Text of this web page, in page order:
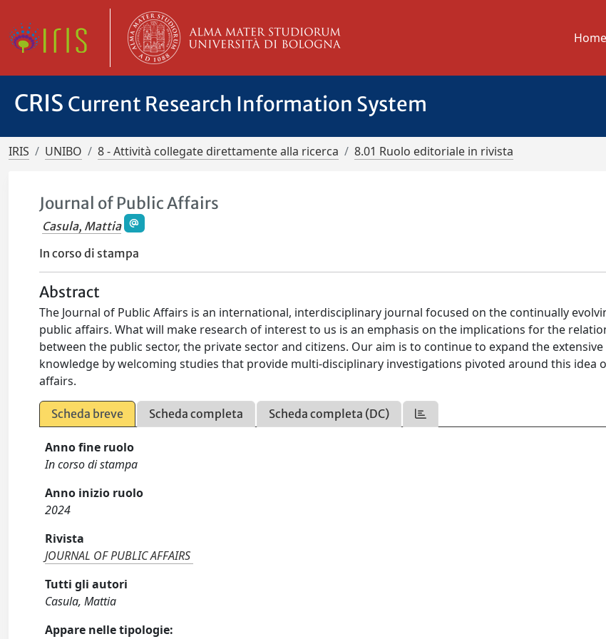
Home
CRIS Current Research Information System
IRIS UNIBO 8 - Attività collegate direttamente alla ricerca 8.01 Ruolo editoriale in rivista
Journal of Public Affairs
Casula, Mattia
In corso di stampa
Abstract
The Journal of Public Affairs is an international, interdisciplinary journal focused on the continually
public affairs. What will make research of interest to us is an emphasis on the implications for the
between the public sector, the private sector and citizens. Our aim is to continue to expand the
knowledge by welcoming studies that provide multi-disciplinary investigations pivoted around this idea
affairs.
Scheda breve Scheda completa Scheda completa (DC)
Anno fine ruolo
In corso di stampa
Anno inizio ruolo
2024
Rivista
JOURNAL OF PUBLIC AFFAIRS
Tutti gli autori
Casula, Mattia
Appare nelle tipologie: